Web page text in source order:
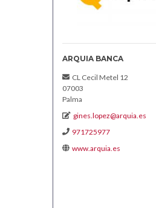
ARQUIA BANCA
CL Cecil Metel 12
07003
Palma
gines.lopez@arquia.es
971725977
www.arquia.es